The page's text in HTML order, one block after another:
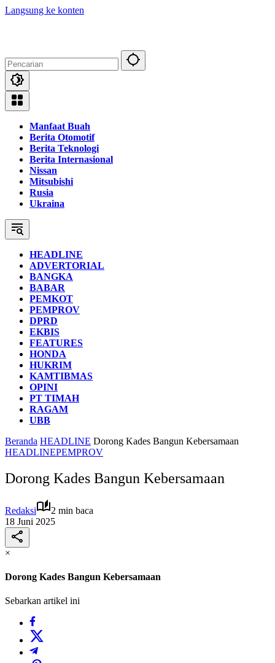
Langsung ke konten
Manfaat Buah
Berita Otomotif
Berita Teknologi
Berita Internasional
Nissan
Mitsubishi
Rusia
Ukraina
HEADLINE
ADVERTORIAL
BANGKA
BABAR
PEMKOT
PEMPROV
DPRD
EKBIS
FEATURES
HONDA
HUKRIM
KAMTIBMAS
OPINI
PT TIMAH
RAGAM
UBB
Beranda HEADLINE Dorong Kades Bangun Kebersamaan
HEADLINEPEMPROV
Dorong Kades Bangun Kebersamaan
Redaksi
2 min baca
18 Juni 2025
×
Dorong Kades Bangun Kebersamaan
Sebarkan artikel ini